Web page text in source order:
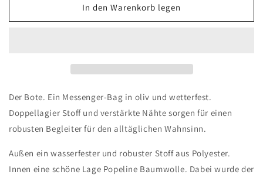
Der
für
Der
In den Warenkorb legen
Der Bote. Ein Messenger-Bag in oliv und wetterfest.
Doppellagier Stoff und verstärkte Nähte sorgen für einen
robusten Begleiter für den alltäglichen Wahnsinn.
Außen ein wasserfester und robuster Stoff aus Polyester.
Innen eine schöne Lage Popeline Baumwolle. Dabei wurde der